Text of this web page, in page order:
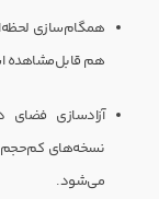
همگام‌سازی
هم قابل‌مشاهده
نسخه‌های
می‌شود.